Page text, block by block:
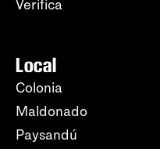
Verifica
Local
Colonia
Maldonado
Paysandú